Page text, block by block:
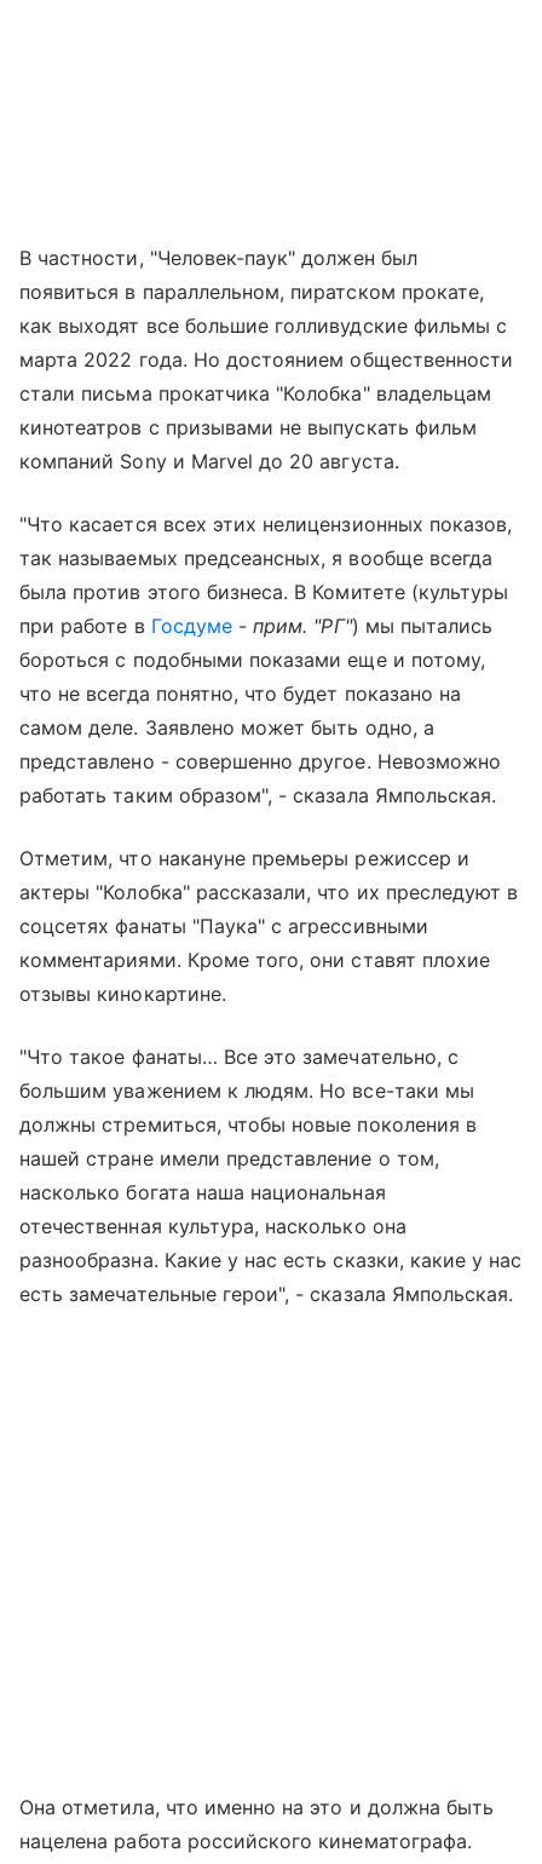
В частности, "Человек-паук" должен был
появиться в параллельном, пиратском прокате,
как выходят все большие голливудские фильмы с
марта 2022 года. Но достоянием общественности
стали письма прокатчика "Колобка" владельцам
кинотеатров с призывами не выпускать фильм
компаний Sony и Marvel до 20 августа.
"Что касается всех этих нелицензионных показов,
так называемых предсеансных, я вообще всегда
была против этого бизнеса. В Комитете (культуры
при работе в Госдуме-прим. "РГ") мы пытались
бороться с подобными показами еще и потому,
что не всегда понятно, что будет показано на
самом деле. Заявлено может быть одно, а
представлено - совершенно другое. Невозможно
работать таким образом", - сказала Ямпольская.
Отметим, что накануне премьеры режиссер и
актеры "Колобка" рассказали, что их преследуют в
соцсетях фанаты "Паука" с агрессивными
комментариями. Кроме того, они ставят плохие
отзывы кинокартине.
"Что такое фанаты… Все это замечательно, с
большим уважением к людям. Но все-таки мы
должны стремиться, чтобы новые поколения в
нашей стране имели представление о том,
насколько богата наша национальная
отечественная культура, насколько она
разнообразна. Какие у нас есть сказки, какие у нас
есть замечательные герои", - сказала Ямпольская.
Она отметила, что именно на это и должна быть
нацелена работа российского кинематографа.